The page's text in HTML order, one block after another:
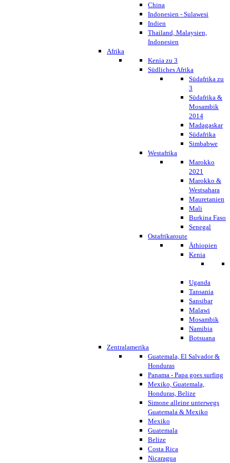
China
Indonesien - Sulawesi
Indien
Thailand, Malaysien,
Indonesien
Afrika
Kenia zu 3
Südliches Afrika
Südafrika zu
3
Südafrika &
Mosambik
2014
Madagaskar
Südafrika
Simbabwe
Westafrika
Marokko
2021
Marokko &
Westsahara
Mauretanien
Mali
Burkina Faso
Senegal
Ostafrikaroute
Äthiopien
Kenia
Uganda
Tansania
Sansibar
Malawi
Mosambik
Namibia
Botsuana
Zentralamerika
Guatemala, El Salvador &
Honduras
Panama - Papa goes surfing
Mexiko, Guatemala,
Honduras, Belize
Simone alleine unterwegs
Guatemala & Mexiko
Mexiko
Guatemala
Belize
Costa Rica
Nicaragua